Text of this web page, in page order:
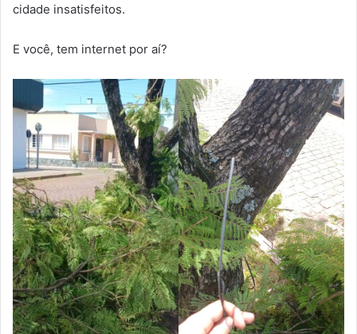
cidade insatisfeitos.
E você, tem internet por aí?